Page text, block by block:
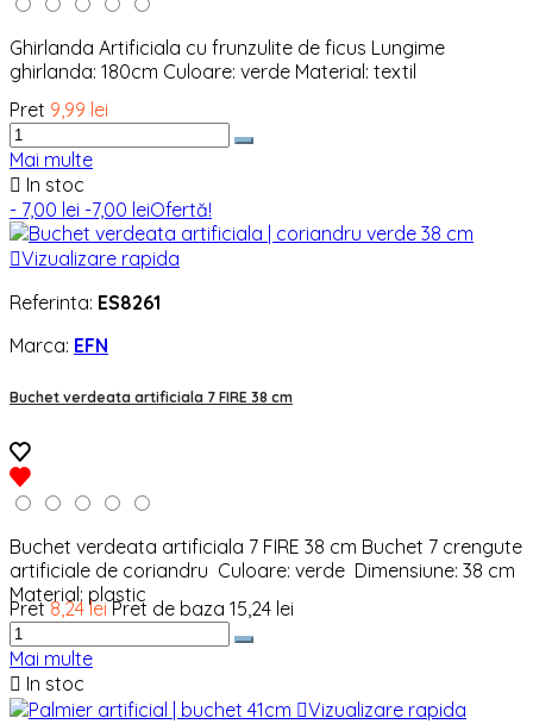
Ghirlanda Artificiala cu frunzulite de ficus Lungime
ghirlanda: 180cm Culoare: verde Material: textil
Pret 9,99 lei
Mai multe
 In stoc
- 7,00 lei -7,00 leiOfertă!
Vizualizare rapida
Referinta: ES8261
Marca: EFN
Buchet verdeata artificiala 7 FIRE 38 cm
Buchet verdeata artificiala 7 FIRE 38 cm Buchet 7 crengute
artificiale de coriandru Culoare: verde Dimensiune: 38 cm
Material: plastic
Pret 8,24 lei Pret de baza 15,24 lei
Mai multe
 In stoc
Vizualizare rapida